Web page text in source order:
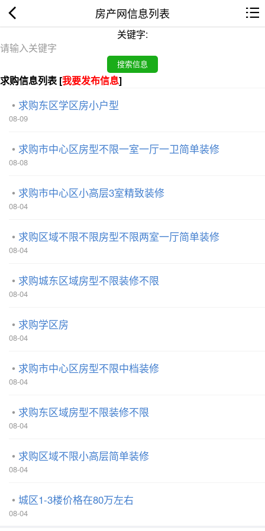
房产网信息列表
关键字:
求购信息列表 [我要发布信息]
求购东区学区房小户型
08-09
求购市中心区房型不限一室一厅一卫简单装修
08-08
求购市中心区小高层3室精致装修
08-04
求购区域不限不限房型不限两室一厅简单装修
08-04
求购城东区域房型不限装修不限
08-04
求购学区房
08-04
求购市中心区房型不限中档装修
08-04
求购东区域房型不限装修不限
08-04
求购区域不限小高层简单装修
08-04
城区1-3楼价格在80万左右
08-04